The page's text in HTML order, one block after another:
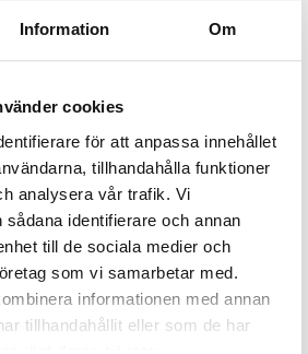
Information Om
cookies
för att anpassa innehållet
tillhandahålla funktioner
analysera vår trafik. Vi
identifierare och annan
till de sociala medier och
som vi samarbetar med.
informationen med annan
tillhandahållit eller som de har